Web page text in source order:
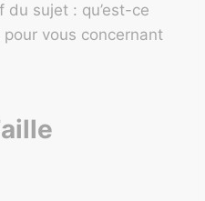
sujet : qu’est-ce
vous concernant